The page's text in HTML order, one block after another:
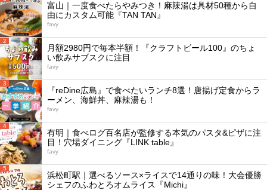
富山｜一度食べたらやみつき！麻辣湯は具材50種から自
由にカスタム可能『TAN TAN』
favy
2
月額2980円で毎本半額！『クラフトビール100』のちょ
い飲みサブスクに注目
favy
3
『reDine広島』で食べたいランチ8選！唐揚げ定食からラ
ーメン、海鮮丼、麻辣湯も！
favy
4
有明｜食べログ百名店が監修する本気のパスタ&ピザに注
目！穴場ダイニング『LINK table』
favy
5
浜松町駅｜選べるソース×ライスで14通りの味！大会優勝
シェフのふわとろオムライス『Michi』